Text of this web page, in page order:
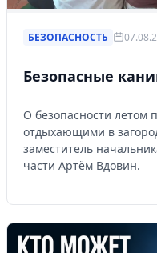
БЕЗОПАСНОСТЬ
Безопасные
О безопасности летом
отдыхающими в
заместитель
части Артём Вдовин.